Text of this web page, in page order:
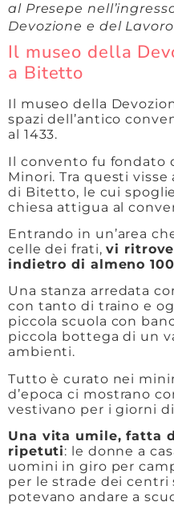
al Presepe
Devozione e del Lavoro
Il museo della
a Bitetto
Il museo della
spazi dell’antico
al 1433.
Il convento fu fondato
Minori. Tra questi
di Bitetto, le cui
chiesa attigua al
Entrando in un’area
celle dei frati,vi
indietro di almeno
Una stanza arredata
con tanto di traino e
piccola scuola con
piccola bottega di un
ambienti.
Tutto è curato nei
d’epoca ci mostrano
vestivano per i giorni
Una vita umile, fatta
ripetuti: le donne a
uomini in giro per
per le strade dei centri
potevano andare a